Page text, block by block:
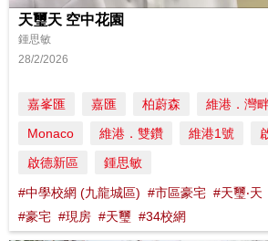
天璽天 空中花園
鍾思敏
28/2/2026
嘉峯匯 嘉匯 柏蔚森 維港．灣
Monaco
維港．雙鑽 維港1號
啟德新區
鍾思敏
#中學校網 (九龍城區) #市區豪宅 #天璽‧天
#豪宅 #現房 #天璽 #34校網